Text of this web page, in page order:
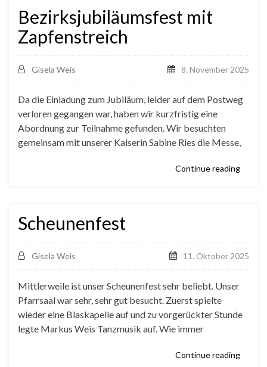
Bezirksjubiläumsfest mit
Zapfenstreich
Gisela Weis 8. November 2025
Da die Einladung zum Jubiläum, leider auf dem Postweg
verloren gegangen war, haben wir kurzfristig eine
Abordnung zur Teilnahme gefunden. Wir besuchten
gemeinsam mit unserer Kaiserin Sabine Ries die Messe,
Continue reading
Scheunenfest
Gisela Weis 11. Oktober 2025
Mittlerweile ist unser Scheunenfest sehr beliebt. Unser
Pfarrsaal war sehr, sehr gut besucht. Zuerst spielte
wieder eine Blaskapelle auf und zu vorgerückter Stunde
legte Markus Weis Tanzmusik auf. Wie immer
Continue reading